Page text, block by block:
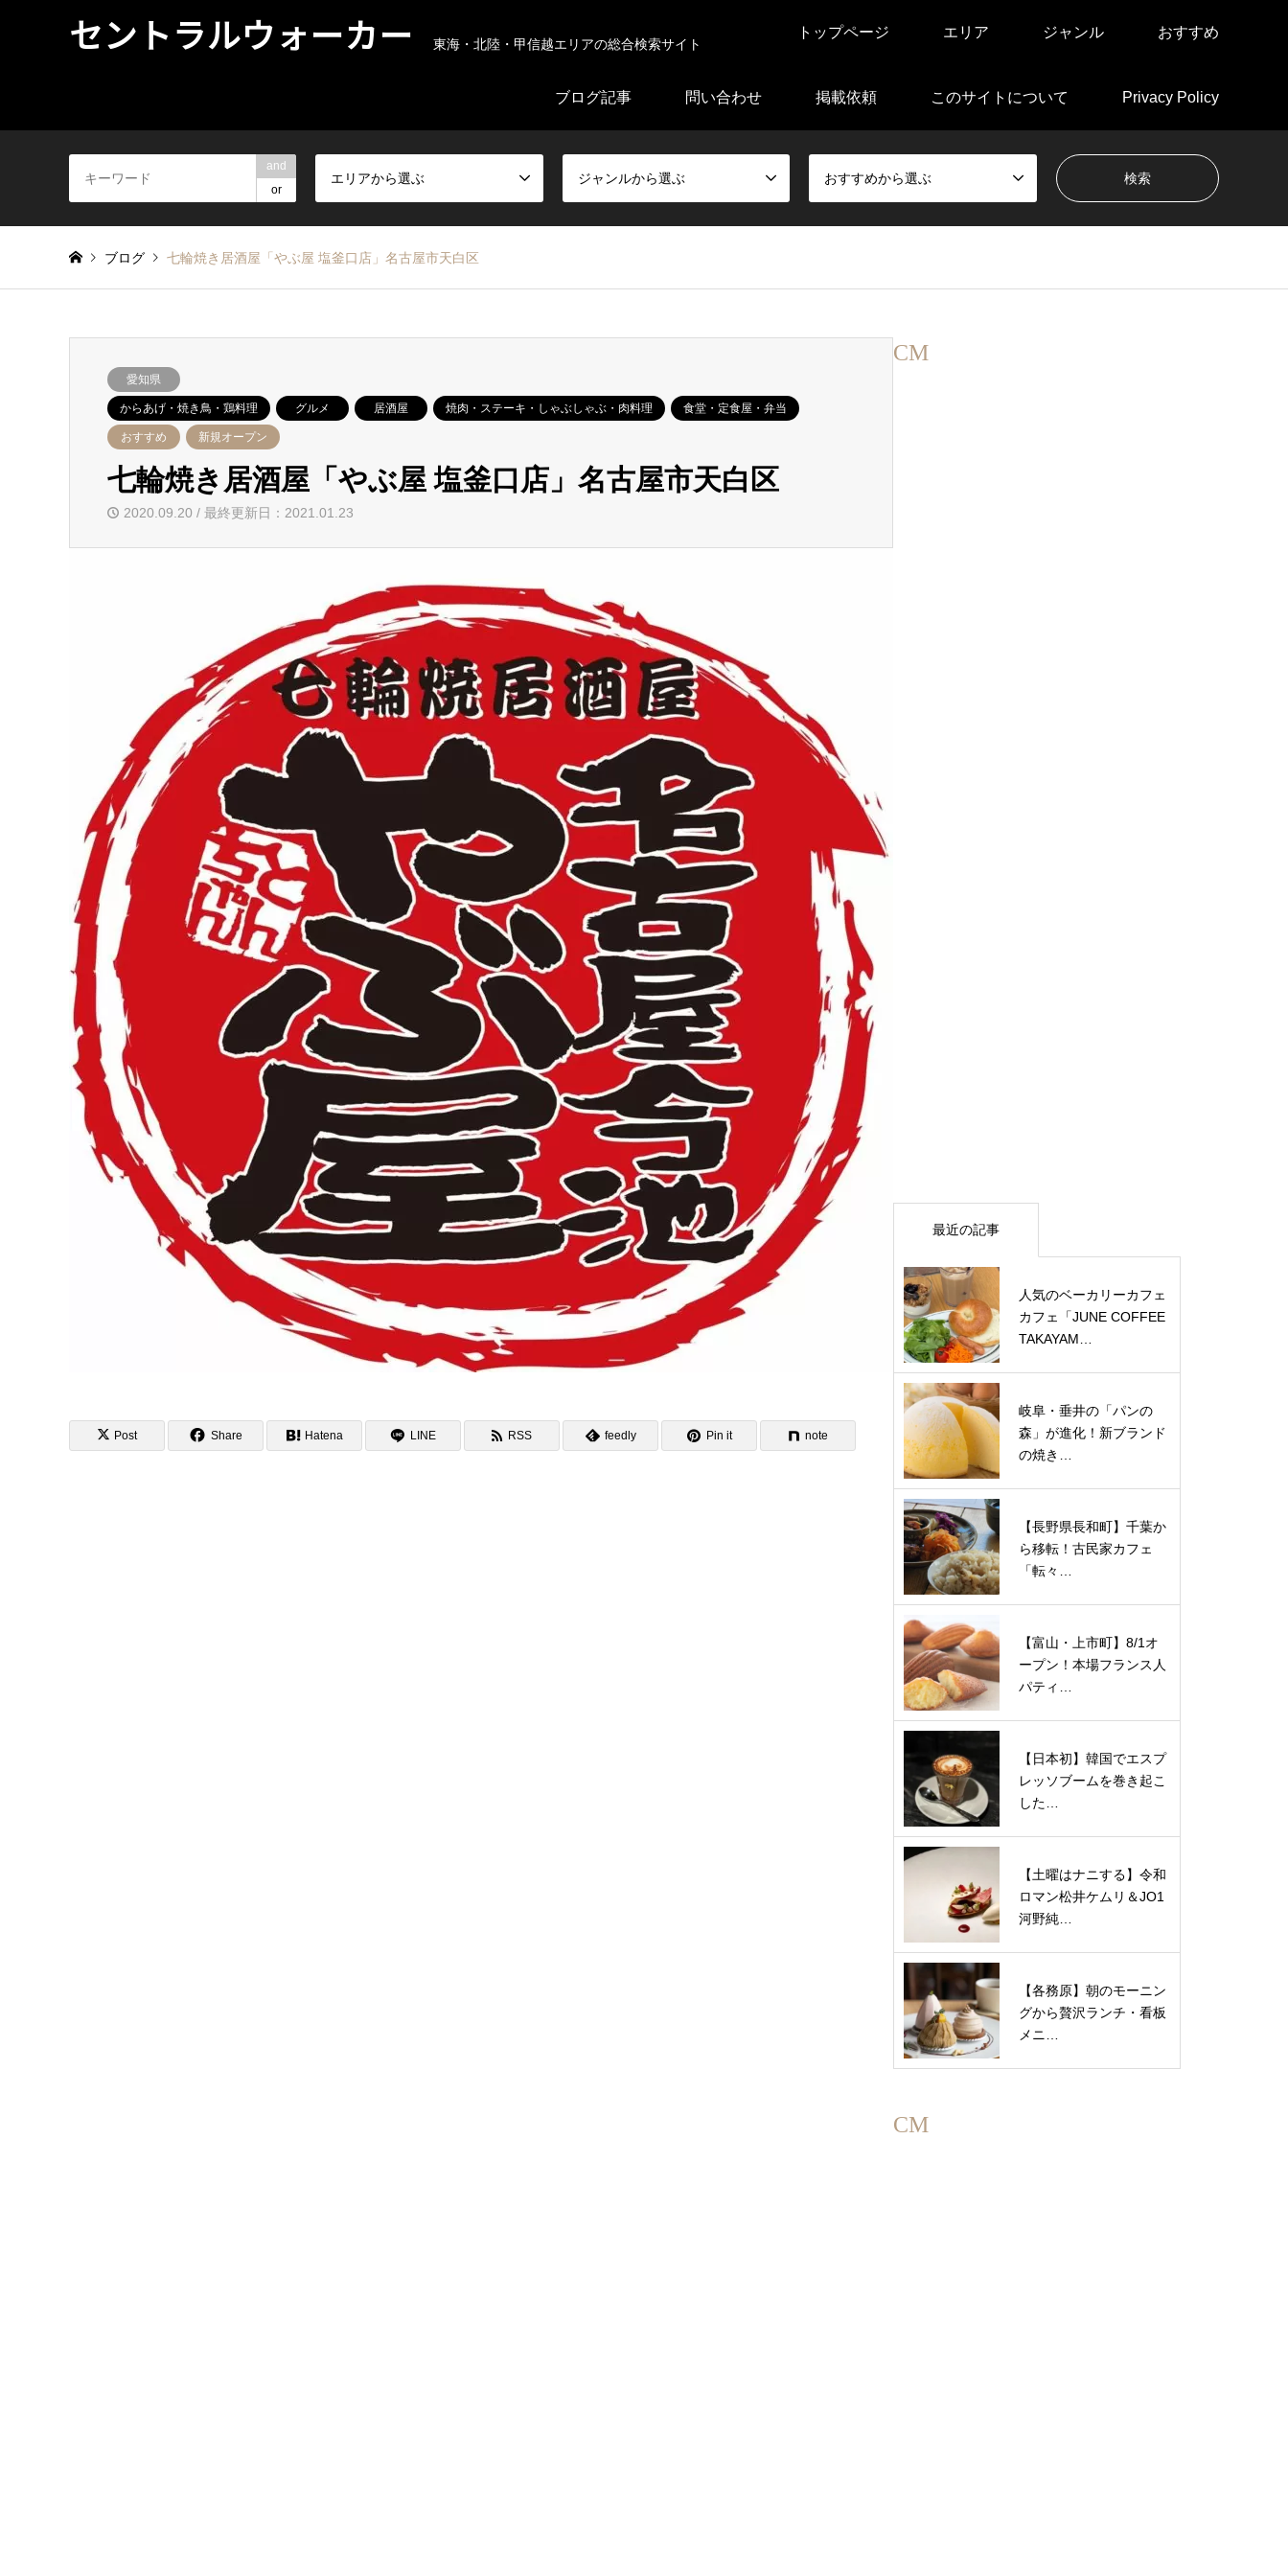
セントラルウォーカー 東海・北陸・甲信越エリアの総合検索サイト
トップページ エリア ジャンル おすすめ
ブログ記事 問い合わせ 掲載依頼 このサイトについて Privacy Policy
and
or
エリアから選ぶ ジャンルから選ぶ おすすめから選ぶ
ブログ 七輪焼き居酒屋「やぶ屋 塩釜口店」名古屋市天白区
愛知県
からあげ・焼き鳥・鶏料理 グルメ 居酒屋 焼肉・ステーキ・しゃぶしゃぶ・肉料理 食堂・定食屋・弁当
おすすめ 新規オープン
七輪焼き居酒屋「やぶ屋 塩釜口店」名古屋市天白区
2020.09.20 / 最終更新日：2021.01.23
Post Share Hatena LINE RSS feedly Pin it note
CM
最近の記事
人気のベーカリーカフェ
カフェ「JUNE COFFEE
TAKAYAM…
岐阜・垂井の「パンの
森」が進化！新ブランド
の焼き…
【長野県長和町】千葉か
ら移転！古民家カフェ
「転々…
【富山・上市町】8/1オ
ープン！本場フランス人
パティ…
【日本初】韓国でエスプ
レッソブームを巻き起こ
した…
【土曜はナニする】令和
ロマン松井ケムリ＆JO1
河野純…
【各務原】朝のモーニン
グから贅沢ランチ・看板
メニ…
CM